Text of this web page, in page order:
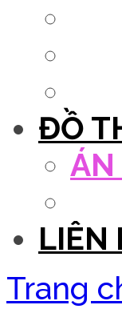
ĐỒ
ÁN
LIÊN
Trang